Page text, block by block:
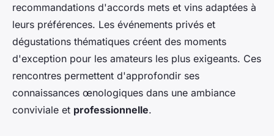
recommandations d'accords mets et vins adaptées à
leurs préférences. Les événements privés et
dégustations thématiques créent des moments
d'exception pour les amateurs les plus exigeants. Ces
rencontres permettent d'approfondir ses
connaissances œnologiques dans une ambiance
conviviale et professionnelle.